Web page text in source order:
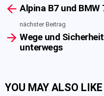
moreAlpina B7 und BMW
nächster Beitrag
Wege und
unterwegs
YOU MAY ALSO LIKE